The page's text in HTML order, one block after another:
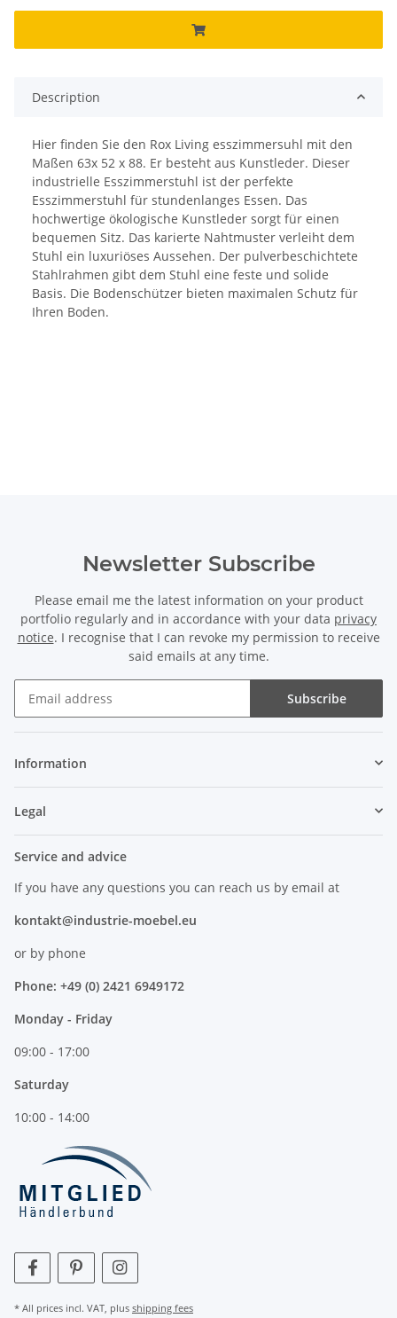
Description
Hier finden Sie den Rox Living esszimmersuhl mit den
Maßen 63x 52 x 88. Er besteht aus Kunstleder. Dieser
industrielle Esszimmerstuhl ist der perfekte
Esszimmerstuhl für stundenlanges Essen. Das
hochwertige ökologische Kunstleder sorgt für einen
bequemen Sitz. Das karierte Nahtmuster verleiht dem
Stuhl ein luxuriöses Aussehen. Der pulverbeschichtete
Stahlrahmen gibt dem Stuhl eine feste und solide
Basis. Die Bodenschützer bieten maximalen Schutz für
Ihren Boden.
Newsletter Subscribe
Please email me the latest information on your product
portfolio regularly and in accordance with your data privacy
notice. I recognise that I can revoke my permission to receive
said emails at any time.
Subscribe
Information
Legal
Service and advice
If you have any questions you can reach us by email at
kontakt@industrie-moebel.eu
or by phone
Phone: +49 (0) 2421 6949172
Monday - Friday
09:00 - 17:00
Saturday
10:00 - 14:00
* All prices incl. VAT, plus shipping fees